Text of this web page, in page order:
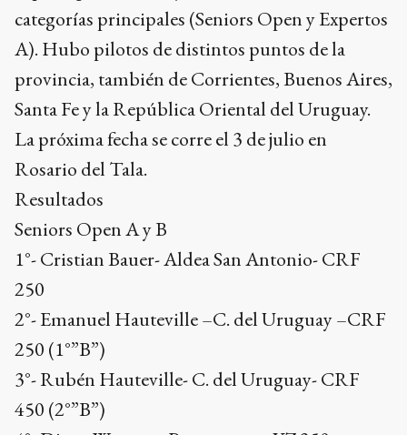
categorías principales (Seniors Open y Expertos
A). Hubo pilotos de distintos puntos de la
provincia, también de Corrientes, Buenos Aires,
Santa Fe y la República Oriental del Uruguay.
La próxima fecha se corre el 3 de julio en
Rosario del Tala.
Resultados
Seniors Open A y B
1°- Cristian Bauer- Aldea San Antonio- CRF
250
2°- Emanuel Hauteville –C. del Uruguay –CRF
250 (1°”B”)
3°- Rubén Hauteville- C. del Uruguay- CRF
450 (2°”B”)